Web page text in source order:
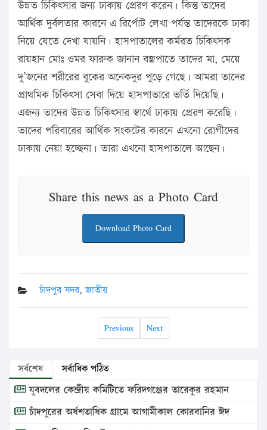
উন্নত চিকিৎসার জন্য ঢাকায় প্রেরণ করেন। কিন্তু তাদের
আর্থিক দুর্বলতার কারনে এ রির্পোট লেখা পর্যন্ত তাদেরকে ঢাকা
নিয়ে যেতে দেখা যায়নি। হাসপাতালের কর্মরত চিকিৎসক
রায়হান মোঃ ওমর ফারুক জানান বজ্রপাতে তাদের মা, মেয়ে
দু’জনের শরীরের বুকের অনেকদুর পুড়ে গেছে। আমরা তাদের
প্রাথমিক চিকিৎসা সেবা দিয়ে হাসপাতারে ভর্তি দিয়েছি।
এজন্য তাদের উন্নত চিকিৎসার স্বার্থে ঢাকায় প্রেরণ করেছি।
তাদের পরিবারের আর্থিক সংকটের কারনে এখনো রোগীদের
ঢাকায় নেয়া হচ্ছেনা। তারা এখনো হাসপাতালে আছেন।
Share this news as a Photo Card
Download Photo Card
চাঁদপুর সদর,জাতীয়
Previous Next
সর্বশেষ সর্বাধিক পঠিত
যুবদলের কেন্দ্রীয় কমিটিতে ফরিদগঞ্জের তারেকুর রহমান
চাঁদপুরের অর্ধশতাধিক গ্রামে আগামীকাল কোরবানির ঈদ